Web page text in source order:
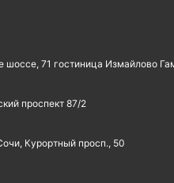
шоссе, 71 гостиница Измайлово
проспект 87/2
Курортный просп., 50